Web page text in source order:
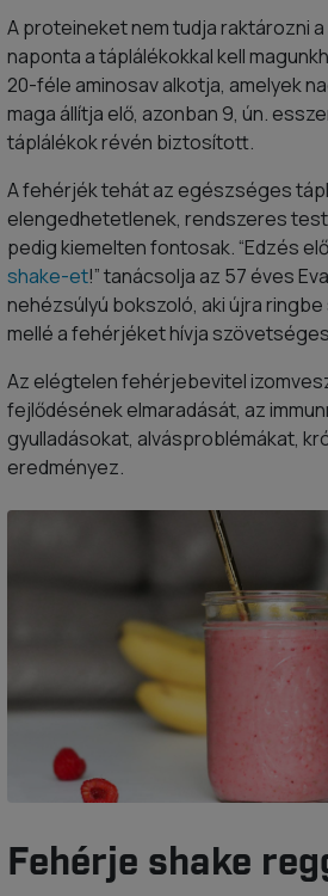
A proteineket nem tudja raktározni
naponta a táplálékokkal kell
20-féle aminosav alkotja, amelyek
maga állítja elő, azonban 9, ún.
táplálékok révén biztosított.
A fehérjék tehát az egészséges
elengedhetetlenek, rendszeres
pedig kiemelten fontosak. “Edzés
shake-et!” tanácsolja az 57 éves
nehézsúlyú bokszoló, aki újra
mellé a fehérjéket hívja
Az elégtelen fehérjebevitel
fejlődésének elmaradását, az
gyulladásokat, alvásproblémákat,
eredményez.
Fehérje shake